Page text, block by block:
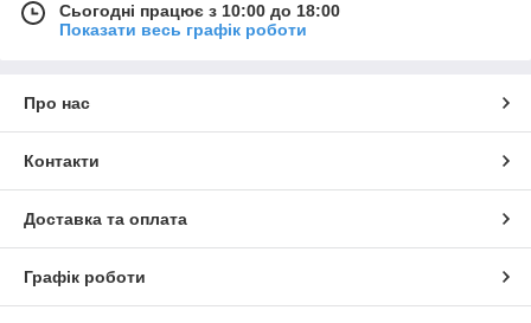
Сьогодні працює з 10:00 до 18:00
Показати весь графік роботи
Про нас
Контакти
Доставка та оплата
Графік роботи